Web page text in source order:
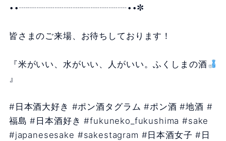
••┈┈┈┈┈┈┈┈┈┈┈┈••✼
皆さまのご来場、お待ちしております！
『米がいい、水がいい、人がいい。ふくしまの酒
』
#日本酒大好き #ポン酒タグラム #ポン酒 #地酒 #
福島 #日本酒好き #fukuneko_fukushima #sake
#japanesesake #sakestagram #日本酒女子 #日